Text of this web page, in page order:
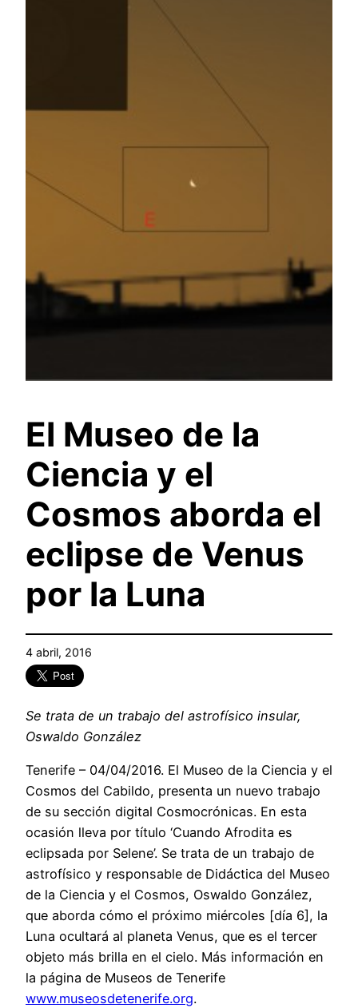
El Museo de la
Ciencia y el
Cosmos aborda el
eclipse de Venus
por la Luna
4 abril, 2016
Se trata de un trabajo del astrofísico insular,
Oswaldo González
Tenerife – 04/04/2016. El Museo de la Ciencia y el
Cosmos del Cabildo, presenta un nuevo trabajo
de su sección digital Cosmocrónicas. En esta
ocasión lleva por título ‘Cuando Afrodita es
eclipsada por Selene’. Se trata de un trabajo de
astrofísico y responsable de Didáctica del Museo
de la Ciencia y el Cosmos, Oswaldo González,
que aborda cómo el próximo miércoles [día 6], la
Luna ocultará al planeta Venus, que es el tercer
objeto más brilla en el cielo. Más información en
la página de Museos de Tenerife
www.museosdetenerife.org.